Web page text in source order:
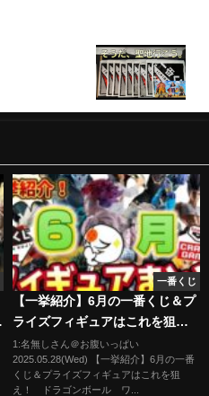
一番くじ
【一挙紹介】6月の一番くじ＆プ
ライズフィギュアはこれを狙
え！ ドラゴンボール ワンピ
ース ナルト ハンターハンタ
ー
1:名無しさん＠お腹いっぱい
2025.05.28(Wed) 【一挙紹介】6月の一番
くじ＆プライズフィギュアはこれを狙
え！ ドラゴンボール ワ...